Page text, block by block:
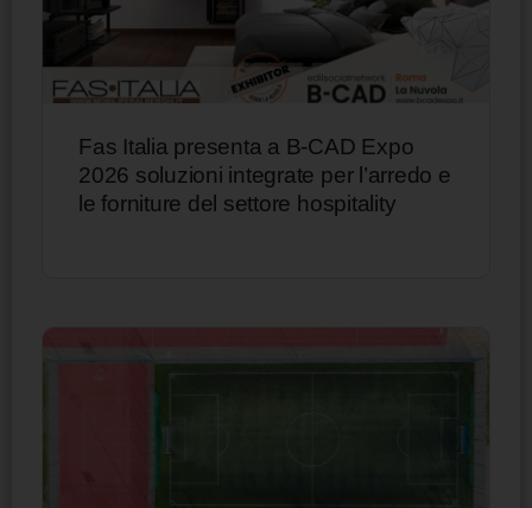
Fas Italia presenta a B-CAD Expo
2026 soluzioni integrate per l’arredo e
le forniture del settore hospitality